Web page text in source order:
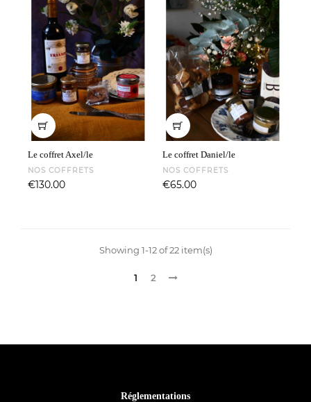
Le coffret Axel/le
NOS COFFRETS
Price
€130.00
Le coffret Daniel/le
NOS COFFRETS
Price
€65.00
Showing 1-12 of 22 item(s)
1 2
Réglementations